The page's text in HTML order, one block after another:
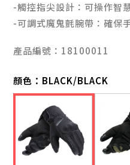
-觸控指尖設計：可操作智
-可調式魔鬼氈腕帶：確保
產品編號：18100011
顏色： BLACK/BLACK